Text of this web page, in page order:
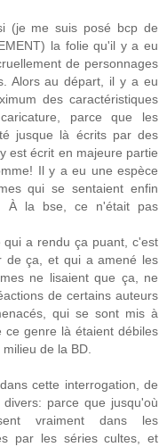
(je me suis posé bcp de
la folie qu'il y a eu
de personnages
Alors au départ, il y a eu
des caractéristiques
parce que les
jusque là écrits par des
est écrit en majeure partie
Il y a eu une espèce
qui se sentaient enfin
À la bse, ce n'était pas
a rendu ça puant, c'est
de ça, et qui a amené les
ne lisaient que ça, ne
de certains auteurs
qui se sont mis à
ce genre là étaient débiles
de la BD.
cette interrogation, de
parce que jusqu'où
vraiment dans les
par les séries cultes, et